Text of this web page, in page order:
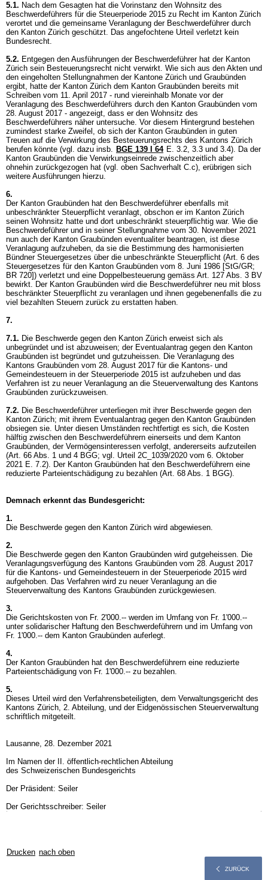
5.1. Nach dem Gesagten hat die Vorinstanz den Wohnsitz des
Beschwerdeführers für die Steuerperiode 2015 zu Recht im Kanton Zürich
verortet und die gemeinsame Veranlagung der Beschwerdeführer durch
den Kanton Zürich geschützt. Das angefochtene Urteil verletzt kein
Bundesrecht.
5.2. Entgegen den Ausführungen der Beschwerdeführer hat der Kanton
Zürich sein Besteuerungsrecht nicht verwirkt. Wie sich aus den Akten und
den eingeholten Stellungnahmen der Kantone Zürich und Graubünden
ergibt, hatte der Kanton Zürich dem Kanton Graubünden bereits mit
Schreiben vom 11. April 2017 - rund viereinhalb Monate vor der
Veranlagung des Beschwerdeführers durch den Kanton Graubünden vom
28. August 2017 - angezeigt, dass er den Wohnsitz des
Beschwerdeführers näher untersuche. Vor diesem Hintergrund bestehen
zumindest starke Zweifel, ob sich der Kanton Graubünden in guten
Treuen auf die Verwirkung des Besteuerungsrechts des Kantons Zürich
berufen könnte (vgl. dazu insb. BGE 139 I 64 E. 3.2, 3.3 und 3.4). Da der
Kanton Graubünden die Verwirkungseinrede zwischenzeitlich aber
ohnehin zurückgezogen hat (vgl. oben Sachverhalt C.c), erübrigen sich
weitere Ausführungen hierzu.
6.
Der Kanton Graubünden hat den Beschwerdeführer ebenfalls mit
unbeschränkter Steuerpflicht veranlagt, obschon er im Kanton Zürich
seinen Wohnsitz hatte und dort unbeschränkt steuerpflichtig war. Wie die
Beschwerdeführer und in seiner Stellungnahme vom 30. November 2021
nun auch der Kanton Graubünden eventualiter beantragen, ist diese
Veranlagung aufzuheben, da sie die Bestimmung des harmonisierten
Bündner Steuergesetzes über die unbeschränkte Steuerpflicht (Art. 6 des
Steuergesetzes für den Kanton Graubünden vom 8. Juni 1986 [StG/GR;
BR 720]) verletzt und eine Doppelbesteuerung gemäss Art. 127 Abs. 3 BV
bewirkt. Der Kanton Graubünden wird die Beschwerdeführer neu mit bloss
beschränkter Steuerpflicht zu veranlagen und ihnen gegebenenfalls die zu
viel bezahlten Steuern zurück zu erstatten haben.
7.
7.1. Die Beschwerde gegen den Kanton Zürich erweist sich als
unbegründet und ist abzuweisen; der Eventualantrag gegen den Kanton
Graubünden ist begründet und gutzuheissen. Die Veranlagung des
Kantons Graubünden vom 28. August 2017 für die Kantons- und
Gemeindesteuern in der Steuerperiode 2015 ist aufzuheben und das
Verfahren ist zu neuer Veranlagung an die Steuerverwaltung des Kantons
Graubünden zurückzuweisen.
7.2. Die Beschwerdeführer unterliegen mit ihrer Beschwerde gegen den
Kanton Zürich; mit ihrem Eventualantrag gegen den Kanton Graubünden
obsiegen sie. Unter diesen Umständen rechtfertigt es sich, die Kosten
hälftig zwischen den Beschwerdeführern einerseits und dem Kanton
Graubünden, der Vermögensinteressen verfolgt, andererseits aufzuteilen
(Art. 66 Abs. 1 und 4 BGG; vgl. Urteil 2C_1039/2020 vom 6. Oktober
2021 E. 7.2). Der Kanton Graubünden hat den Beschwerdeführern eine
reduzierte Parteientschädigung zu bezahlen (Art. 68 Abs. 1 BGG).
Demnach erkennt das Bundesgericht:
1.
Die Beschwerde gegen den Kanton Zürich wird abgewiesen.
2.
Die Beschwerde gegen den Kanton Graubünden wird gutgeheissen. Die
Veranlagungsverfügung des Kantons Graubünden vom 28. August 2017
für die Kantons- und Gemeindesteuern in der Steuerperiode 2015 wird
aufgehoben. Das Verfahren wird zu neuer Veranlagung an die
Steuerverwaltung des Kantons Graubünden zurückgewiesen.
3.
Die Gerichtskosten von Fr. 2'000.-- werden im Umfang von Fr. 1'000.--
unter solidarischer Haftung den Beschwerdeführern und im Umfang von
Fr. 1'000.-- dem Kanton Graubünden auferlegt.
4.
Der Kanton Graubünden hat den Beschwerdeführern eine reduzierte
Parteientschädigung von Fr. 1'000.-- zu bezahlen.
5.
Dieses Urteil wird den Verfahrensbeteiligten, dem Verwaltungsgericht des
Kantons Zürich, 2. Abteilung, und der Eidgenössischen Steuerverwaltung
schriftlich mitgeteilt.
Lausanne, 28. Dezember 2021
Im Namen der II. öffentlich-rechtlichen Abteilung
des Schweizerischen Bundesgerichts
Der Präsident: Seiler
Der Gerichtsschreiber: Seiler
Drucken nach oben
ZURÜCK